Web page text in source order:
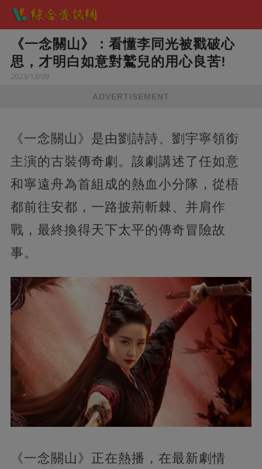
《一念關山》：看懂李同光被戳破心
思，才明白如意對鷲兒的用心良苦!
2023/12/09
ADVERTISEMENT
《一念關山》是由劉詩詩、劉宇寧領銜
主演的古裝傳奇劇。該劇講述了任如意
和寧遠舟為首組成的熱血小分隊，從梧
都前往安都，一路披荊斬棘、并肩作
戰，最終換得天下太平的傳奇冒險故
事。
《一念關山》正在熱播，在最新劇情